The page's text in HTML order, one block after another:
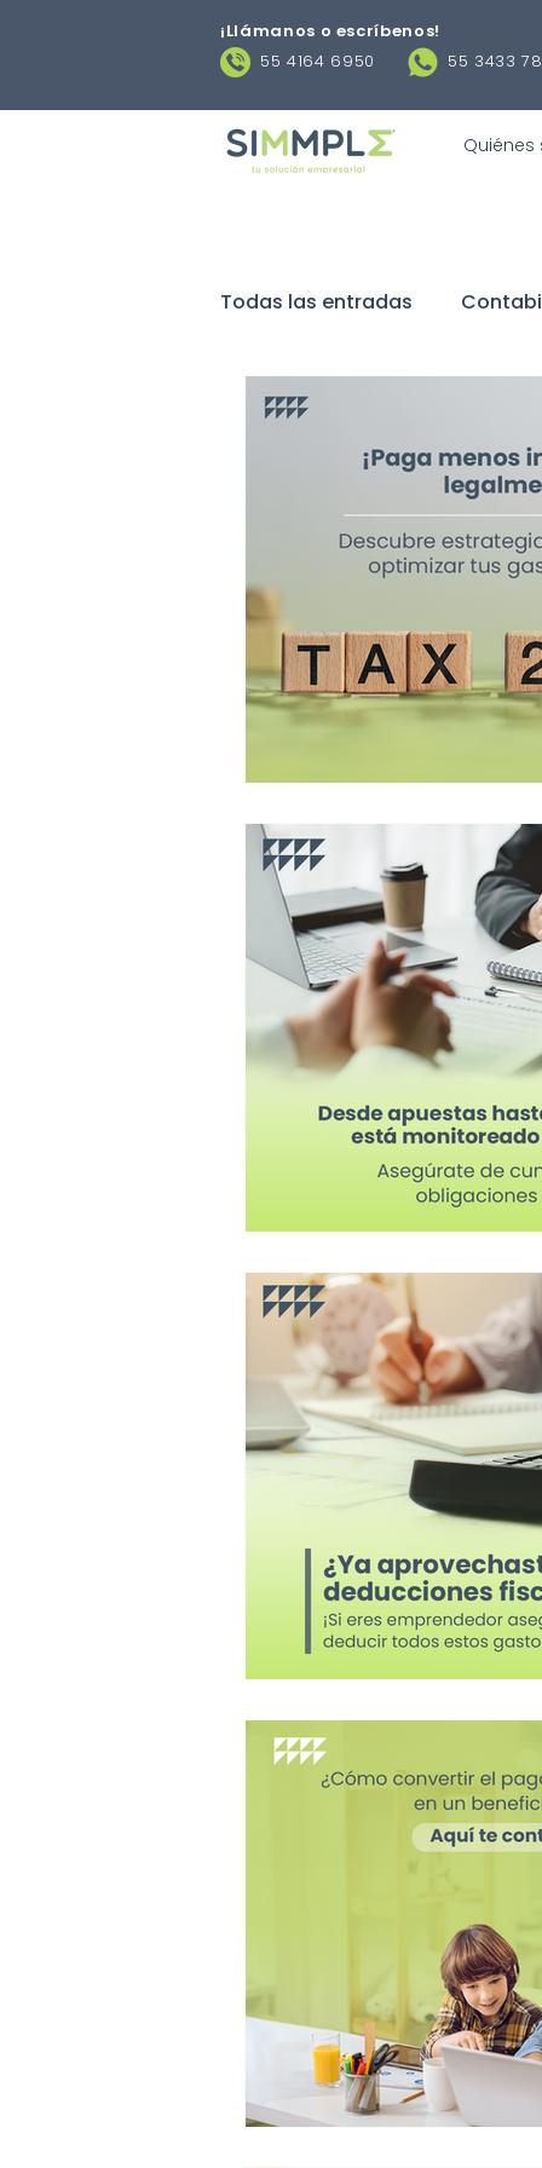
¡Llámanos o escríbenos!
55 4164 6950
55 3433
Todas las entradas
Negocios
Contratos laborales
Cierre fiscal
Declaración anual
PYMES